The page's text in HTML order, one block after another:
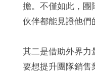
擔。不僅如此，團
伙伴都能見證他們
其二是借助外界力
要想提升團隊銷